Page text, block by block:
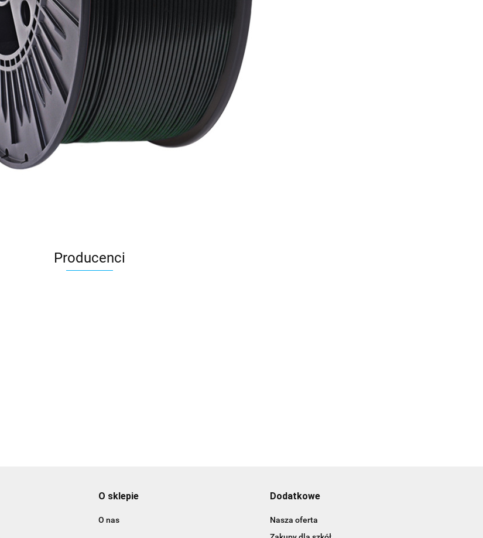
Producenci
O sklepie
O nas
Dodatkowe
Nasza oferta